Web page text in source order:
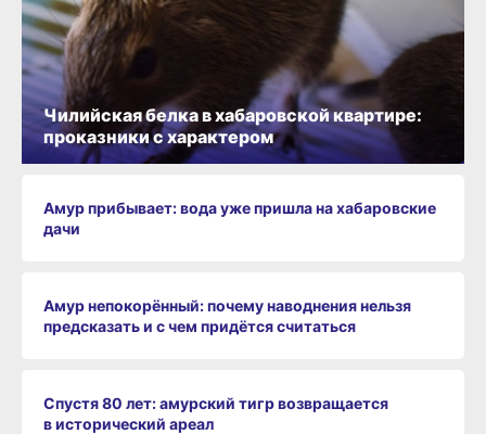
Амур прибывает: вода уже пришла на хабаровские
дачи
Амур непокорённый: почему наводнения нельзя
предсказать и с чем придётся считаться
Спустя 80 лет: амурский тигр возвращается
в исторический ареал
Чилийская белка в хабаровской квартире:
проказники с характером